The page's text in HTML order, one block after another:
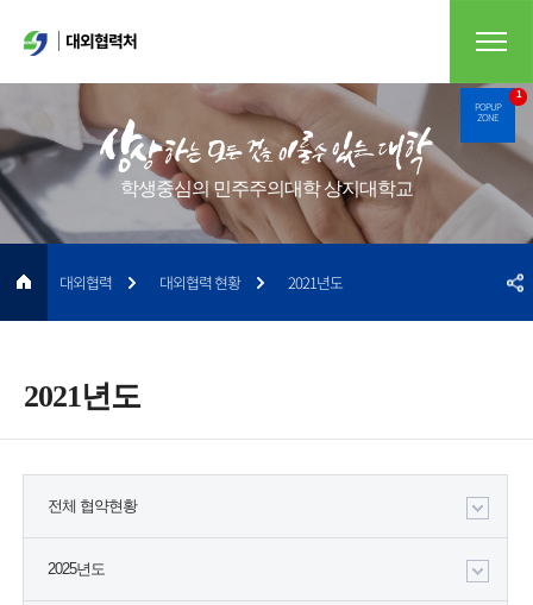
POPUP
ZONE
1
대외협력처
학생중심의 민주주의대학 상지대학교
2021년도
대외협력 대외협력 현황 2021년도
전체 협약현황
2025년도